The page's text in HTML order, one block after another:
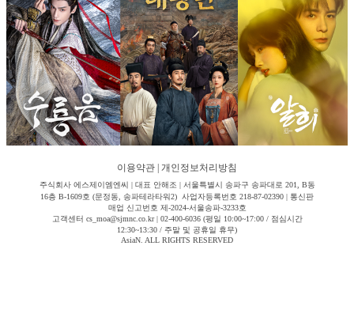
이용약관 개인정보처리방침
주식회사 에스제이엠엔씨 | 대표 안해조 | 서울특별시 송파구 송파대로 201, B동
16층 B-1609호 (문정동, 송파테라타워2) 사업자등록번호 218-87-02390 | 통신판
매업 신고번호 제-2024-서울송파-3233호
고객센터 cs_moa@sjmnc.co.kr | 02-400-6036 (평일 10:00~17:00 / 점심시간
12:30~13:30 / 주말 및 공휴일 휴무)
AsiaN. ALL RIGHTS RESERVED